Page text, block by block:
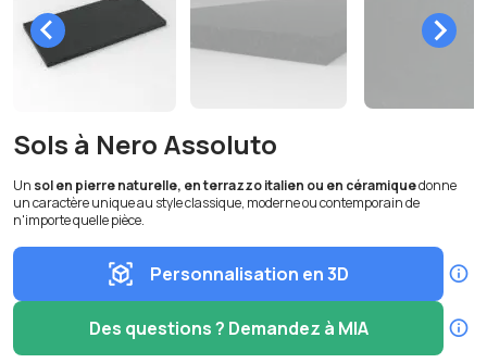
Sols à Nero Assoluto
Un sol en pierre naturelle, en terrazzo italien ou en céramiquedonne
un caractère unique au style classique, moderne ou contemporain de
n'importe quelle pièce.
Personnalisation en 3D
Des questions ? Demandez à MIA